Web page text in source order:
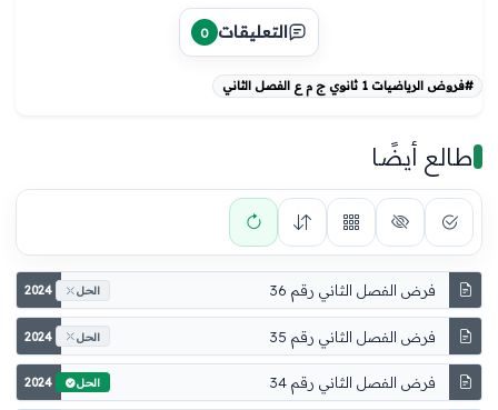
التعليقات 0
#فروض الرياضيات 1 ثانوي ج م ع الفصل الثاني
طالع أيضًا
فرض الفصل الثاني رقم 36 2024 الحل
فرض الفصل الثاني رقم 35 2024 الحل
فرض الفصل الثاني رقم 34 2024 الحل